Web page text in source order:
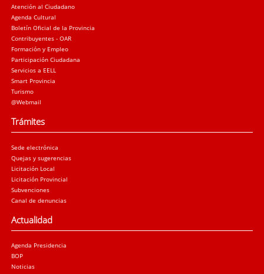
Atención al Ciudadano
Agenda Cultural
Boletín Oficial de la Provincia
Contribuyentes - OAR
Formación y Empleo
Participación Ciudadana
Servicios a EELL
Smart Provincia
Turismo
@Webmail
Trámites
Sede electrónica
Quejas y sugerencias
Licitación Local
Licitación Provincial
Subvenciones
Canal de denuncias
Actualidad
Agenda Presidencia
BOP
Noticias